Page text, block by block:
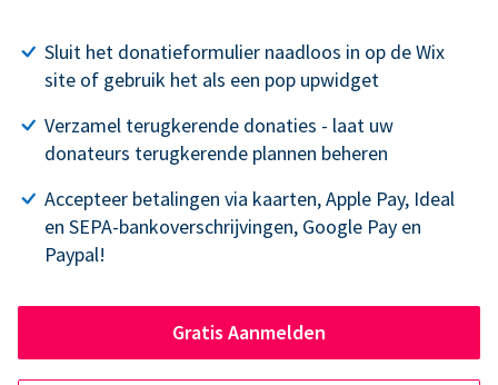
Sluit het donatieformulier naadloos in op de Wix
site of gebruik het als een pop upwidget
Verzamel terugkerende donaties - laat uw
donateurs terugkerende plannen beheren
Accepteer betalingen via kaarten, Apple Pay, Ideal
en SEPA-bankoverschrijvingen, Google Pay en
Paypal!
Gratis Aanmelden